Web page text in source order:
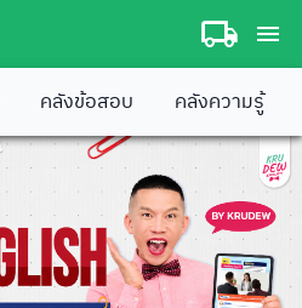
คลังข้อสอบ คลังความรู้